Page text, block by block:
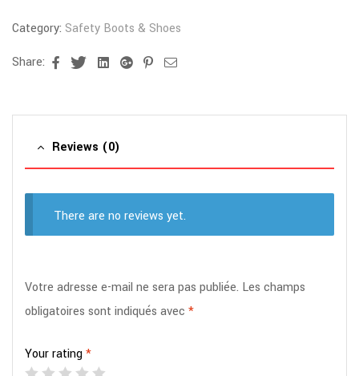
Category: Safety Boots & Shoes
Share:
FacebookTwitterLinkedinGoogle+Pinterest
Reviews (0)
There are no reviews yet.
Votre adresse e-mail ne sera pas publiée. Les champs
obligatoires sont indiqués avec *
Your rating*